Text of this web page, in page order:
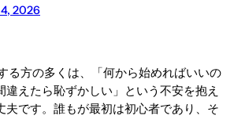
2026
る方の多くは、「何から始めればいいの
違えたら恥ずかしい」という不安を抱え
夫です。誰もが最初は初心者であり、そ